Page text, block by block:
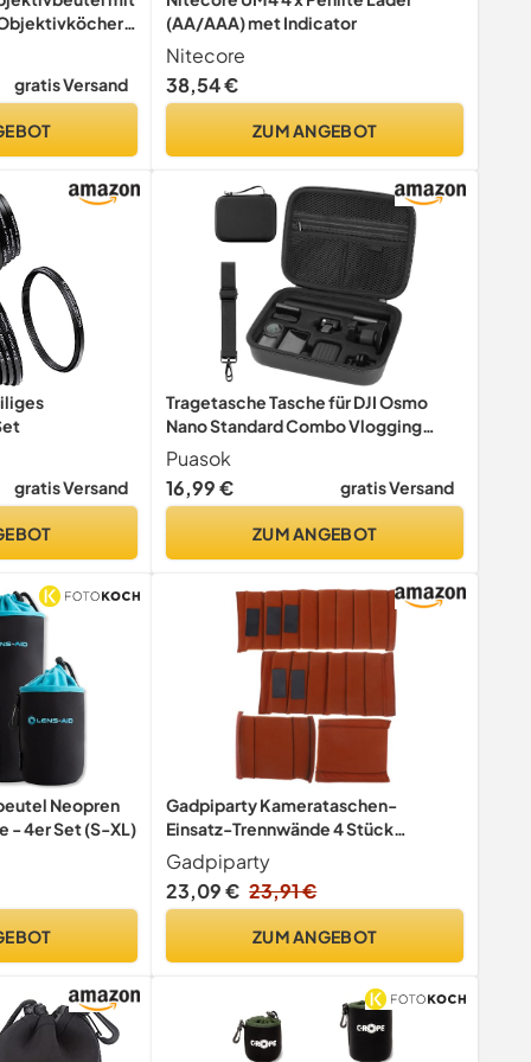
gratis Versand
(AA/AAA) met Indicator
Nitecore
38,54 €
ZUM ANGEBOT
gratis Versand
Tragetasche Tasche für DJI Osmo
Nano Standard Combo Vlogging
Action Kamera
Puasok
16,99 €
gratis Versand
ZUM ANGEBOT
Neopren
- 4er Set (S-XL)
Gadpiparty Kamerataschen-
Einsatz-Trennwände 4 Stück
Kamerataschen-Kasten-Einsatz
Trennwand-Trenner-Trennpolster
Gepolsterte Kamera-Organizer-
Gadpiparty
23,09 € 23,91 €
ZUM ANGEBOT